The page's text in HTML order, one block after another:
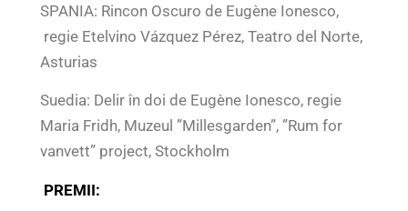
SPANIA: Rincon Oscuro de Eugène Ionesco,
regie Etelvino Vázquez Pérez, Teatro del Norte,
Asturias
Suedia: Delir în doi de Eugène Ionesco, regie
Maria Fridh, Muzeul ”Millesgarden”, ”Rum for
vanvett” project, Stockholm
PREMII: